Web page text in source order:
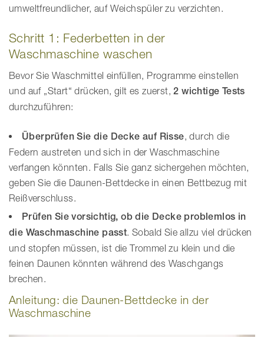
umweltfreundlicher, auf Weichspüler zu verzichten.
Schritt 1: Federbetten in der
Waschmaschine waschen
Bevor Sie Waschmittel einfüllen, Programme einstellen
und auf „Start“ drücken, gilt es zuerst,2 wichtige Tests
durchzuführen:
Überprüfen Sie die Decke auf Risse, durch die
Federn austreten und sich in der Waschmaschine
verfangen könnten. Falls Sie ganz sichergehen möchten,
geben Sie die Daunen-Bettdecke in einen Bettbezug mit
Reißverschluss.
Prüfen Sie vorsichtig, ob die Decke problemlos in
die Waschmaschine passt. Sobald Sie allzu viel drücken
und stopfen müssen, ist die Trommel zu klein und die
feinen Daunen könnten während des Waschgangs
brechen.
Anleitung: die Daunen-Bettdecke in der
Waschmaschine